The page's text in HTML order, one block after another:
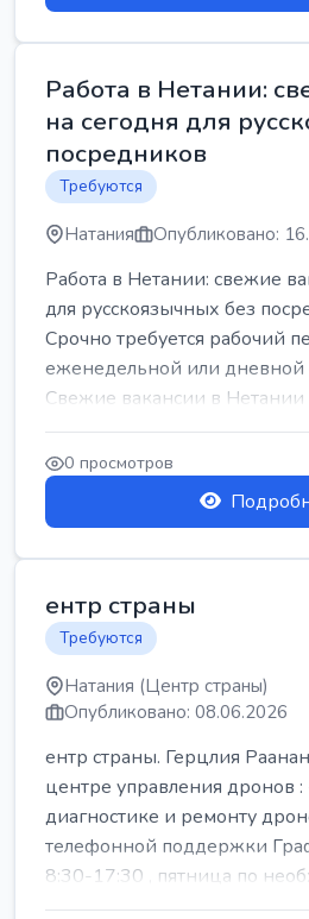
Работа в Нетании:
на сегодня для
посредников
Требуются
Натания Опубликовано:
Работа в Нетании: свежие
для русскоязычных без
Срочно требуется рабочий
еженедельной или дневной
Свежие вакансии в Нетании
0 просмотров
ентр страны
Требуются
Натания (Центр страны)
Опубликовано: 08.06.2026
ентр страны. Герцлия
центре управления дронов
диагностике и ремонту
телефонной поддержки
8:30-17:30 , пятница по